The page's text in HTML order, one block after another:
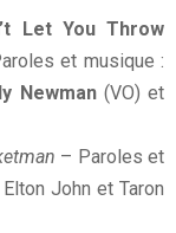
Let You Throw
et musique :
Newman(VO) et
– Paroles et
John et Taron